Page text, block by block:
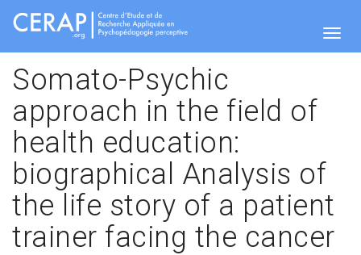
Skip
main
content
Somato-Psychic
approach in the field of
health education:
biographical Analysis of
the life story of a patient
trainer facing the cancer